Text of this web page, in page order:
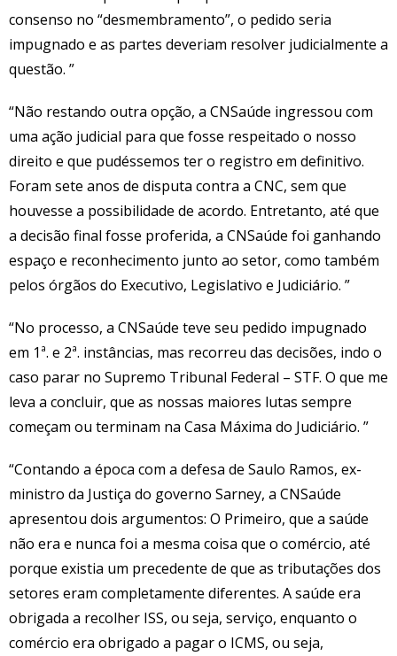
consenso no “desmembramento”, o pedido seria
impugnado e as partes deveriam resolver judicialmente a
questão. ”
“Não restando outra opção, a CNSaúde ingressou com
uma ação judicial para que fosse respeitado o nosso
direito e que pudéssemos ter o registro em definitivo.
Foram sete anos de disputa contra a CNC, sem que
houvesse a possibilidade de acordo. Entretanto, até que
a decisão final fosse proferida, a CNSaúde foi ganhando
espaço e reconhecimento junto ao setor, como também
pelos órgãos do Executivo, Legislativo e Judiciário. ”
“No processo, a CNSaúde teve seu pedido impugnado
em 1ª. e 2ª. instâncias, mas recorreu das decisões, indo o
caso parar no Supremo Tribunal Federal – STF. O que me
leva a concluir, que as nossas maiores lutas sempre
começam ou terminam na Casa Máxima do Judiciário. ”
“Contando a época com a defesa de Saulo Ramos, ex-
ministro da Justiça do governo Sarney, a CNSaúde
apresentou dois argumentos: O Primeiro, que a saúde
não era e nunca foi a mesma coisa que o comércio, até
porque existia um precedente de que as tributações dos
setores eram completamente diferentes. A saúde era
obrigada a recolher ISS, ou seja, serviço, enquanto o
comércio era obrigado a pagar o ICMS, ou seja,